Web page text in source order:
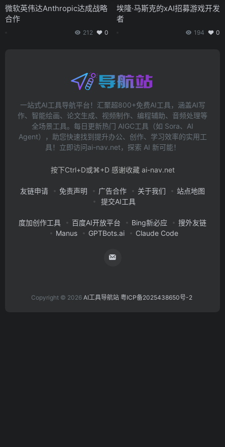
微软英伟达Anthropic达成战略
合作
212 0
埃隆·马斯克的xAI招募游戏开发
者
194 0
一站式AI工具导航平台！汇聚超800+免费AI工具，涵盖AI写
作、智能绘画、论文生成、视频制作、编程辅助、音频处理等
全场景工具。每日更新热门 AIGC工具（如 Sora、AI
Agent），助您快速找到提升办公、创作、学习效率的实用工
具！立即访问ai-nav.net，探索 AI 新可能！
按下Ctrl+D或⌘+D 感谢收藏 ai-nav.net
友链申请 免责声明 广告合作 关于我们
站点地图
提交AI工具
度加创作工具 百度AI开放平台 Bing新必应
搜外友链
Manus
GPTBots.ai Claude Code
Copyright © 2026 AI工具导航站 粤ICP备2025438650号-2